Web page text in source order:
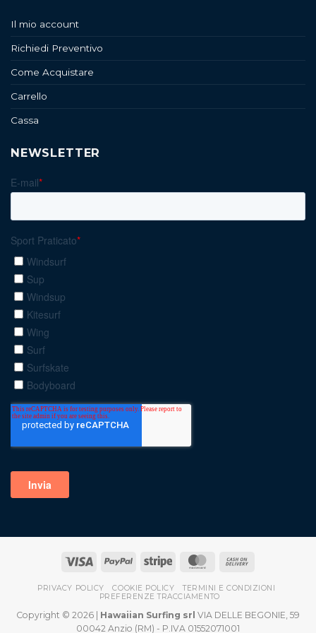
Il mio account
Richiedi Preventivo
Come Acquistare
Carrello
Cassa
NEWSLETTER
PRIVACY POLICY COOKIE POLICY
TERMINI E CONDIZIONI
PREFERENZE TRACCIAMENTO
Copyright © 2026 | Hawaiian Surfing srl VIA DELLE BEGONIE, 59
00042 Anzio (RM) - P.IVA 01552071001